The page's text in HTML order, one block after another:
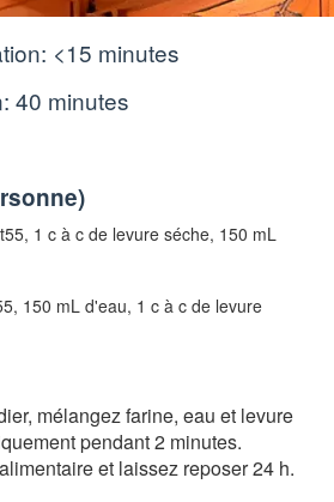
<15 minutes
40 minutes
)
1 c à c de levure séche, 150 mL
150 mL d'eau, 1 c à c de levure
mélangez farine, eau et levure
pendant 2 minutes.
et laissez reposer 24 h.